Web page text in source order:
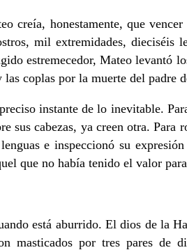
creía, honestamente, que
mil extremidades, dieciséis
estremecedor, Mateo levantó
coplas por la muerte del padre
instante de lo inevitable.
sus cabezas, ya creen otra.
e inspeccionó su
que no había tenido el valor
está aburrido. El dios de la
por tres pares de